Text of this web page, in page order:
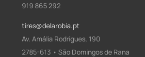
919 865 292
tires@delarobia.pt
Av. Amália Rodrigues, 190
2785-613 • São Domingos de Rana